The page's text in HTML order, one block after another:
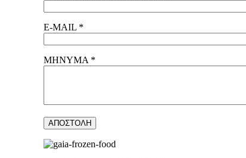
E-MAIL *
ΜΗΝΥΜΑ *